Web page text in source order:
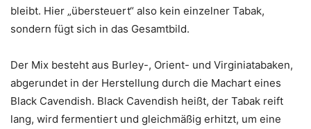
bleibt. Hier „übersteuert“ also kein einzelner Tabak,
sondern fügt sich in das Gesamtbild.
Der Mix besteht aus Burley-, Orient- und Virginiatabaken,
abgerundet in der Herstellung durch die Machart eines
Black Cavendish. Black Cavendish heißt, der Tabak reift
lang, wird fermentiert und gleichmäßig erhitzt, um eine